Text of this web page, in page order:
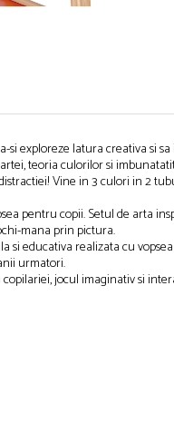
si exploreze latura creativa si
teoria culorilor si
Vine in 3 culori in 2
pentru copii. Setul de arta
mana prin pictura.
educativa realizata cu
urmatori.
jocul imaginativ si